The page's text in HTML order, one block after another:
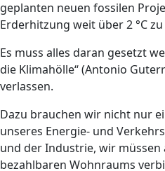
geplanten neuen fossilen
Erderhitzung weit über 2 °C
Es muss alles daran gesetzt
die Klimahölle“ (Antonio
verlassen.
Dazu brauchen wir nicht nur
unseres Energie- und
und der Industrie, wir müssen
bezahlbaren Wohnraums